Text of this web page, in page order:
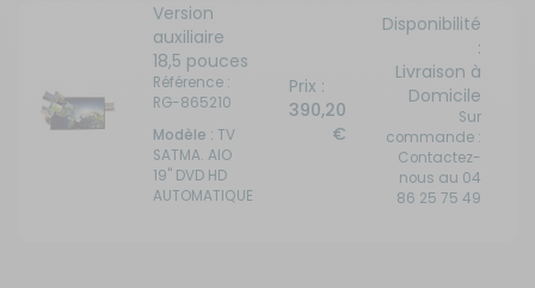
Version
auxiliaire
18,5 pouces
Référence :
RG-865210
Modèle : TV
SATMA. AIO
19" DVD HD
AUTOMATIQUE
Prix :
390,20
€
Disponibilité
:
Livraison à
Domicile
Sur
commande :
Contactez-
nous au 04
86 25 75 49